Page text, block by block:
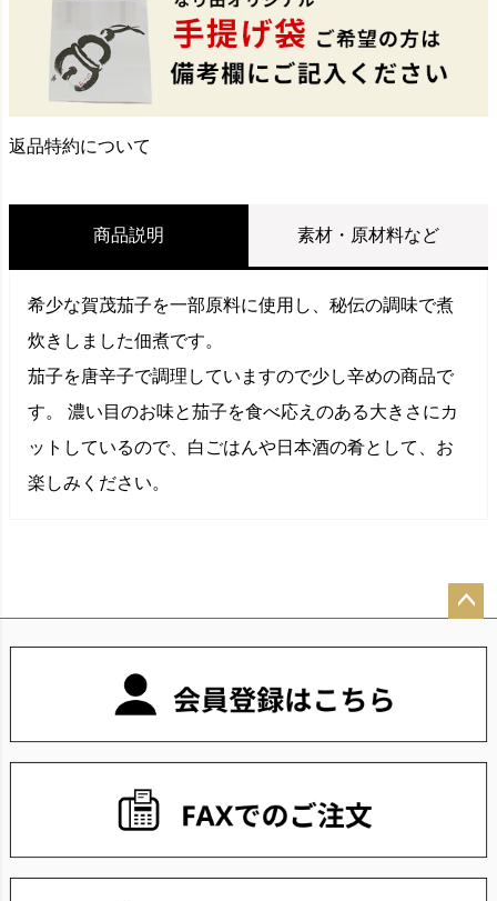
返品特約について
商品説明 素材・原材料など
希少な賀茂茄子を一部原料に使用し、秘伝の調味で煮
炊きしました佃煮です。
茄子を唐辛子で調理していますので少し辛めの商品で
す。 濃い目のお味と茄子を食べ応えのある大きさにカ
ットしているので、白ごはんや日本酒の肴として、お
楽しみください。